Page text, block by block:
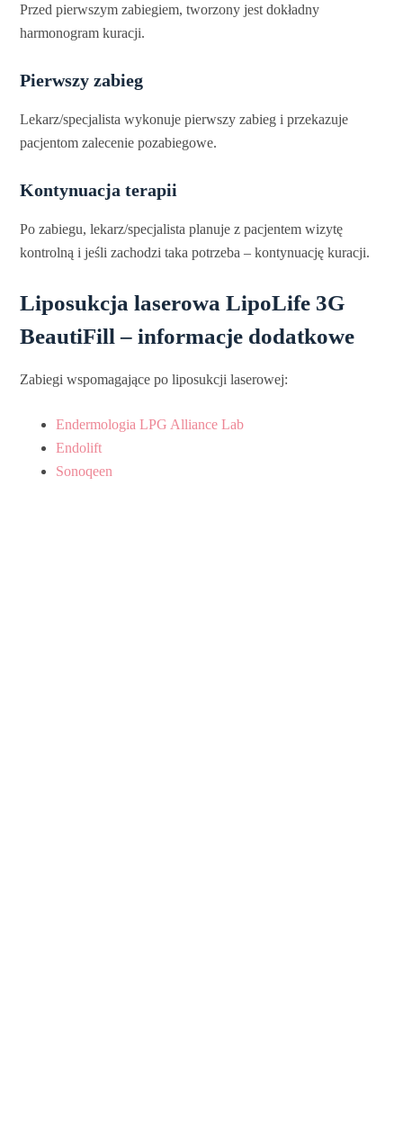
Przed pierwszym zabiegiem, tworzony jest dokładny
harmonogram kuracji.
Pierwszy zabieg
Lekarz/specjalista wykonuje pierwszy zabieg i przekazuje
pacjentom zalecenie pozabiegowe.
Kontynuacja terapii
Po zabiegu, lekarz/specjalista planuje z pacjentem wizytę
kontrolną i jeśli zachodzi taka potrzeba – kontynuację kuracji.
Liposukcja laserowa LipoLife 3G
BeautiFill – informacje dodatkowe
Zabiegi wspomagające po liposukcji laserowej:
Endermologia LPG Alliance Lab
Endolift
Sonoqeen